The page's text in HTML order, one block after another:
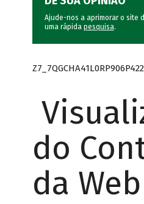
Ajude-nos a aprimorar o site
uma rápida pesquisa.
do
da Web